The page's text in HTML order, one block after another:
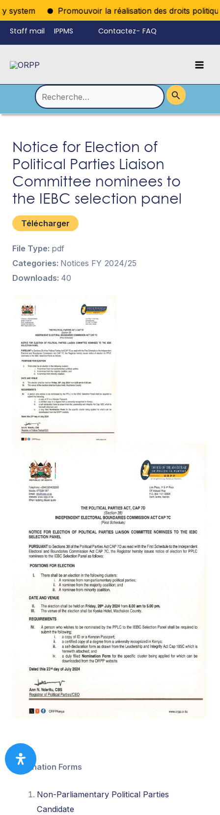
Promouvoir la réalisation des droits
Aller
au
contenu
Staff mail IPPMS Contactez- FAQ
Rechercher :
Notice for Election of
Political Parties Liaison
Committee nominees to
the IEBC selection panel
Nomination Forms
Non-Parliamentary Political Parties
Candidate
Télécharger
File Type: pdf
Categories: Notices FY 2024/25
Downloads: 40